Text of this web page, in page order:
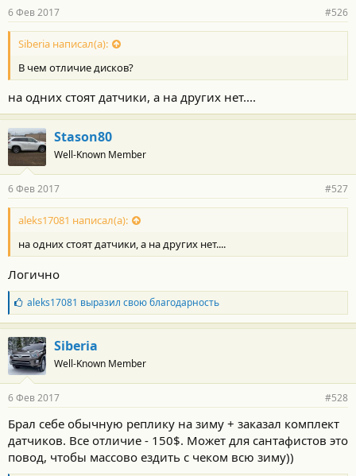
н
о
с
и
:
6 Фев 2017 #526
Siberia написал(а):
В чем отличие дисков?
на одних стоят датчики, а на других нет....
Stason80
Well-Known Member
6 Фев 2017 #527
aleks17081 написал(а):
на одних стоят датчики, а на других нет....
Логично
Б
л
а
г
о
д
а
н
с
т
и
aleks17081 выразил свою благодарность
Siberia
Well-Known Member
6 Фев 2017 #528
Брал себе обычную реплику на зиму + заказал комплект
датчиков. Все отличие - 150$. Может для сантафистов это
повод, чтобы массово ездить с чеком всю зиму))